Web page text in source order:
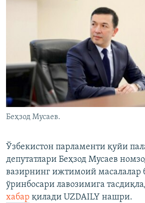
Озодлик бошқа тилларда
Беҳзод Мусаев.
Ўзбекистон парламенти қуйи
депутатлари Беҳзод Мусаев
вазирнинг ижтимоий масалалар
ўринбосари лавозимига
хабар қилади UZDAILY нашри.